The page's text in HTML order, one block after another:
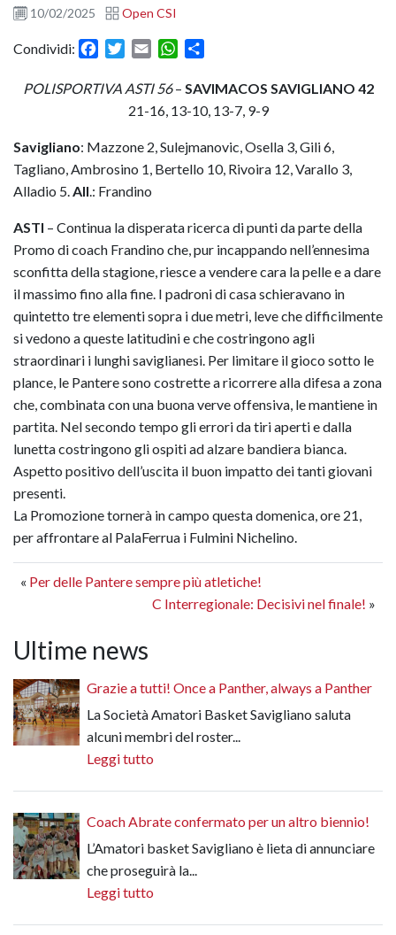
10/02/2025 Open CSI
Condividi: FacebookTwitter
Email WhatsApp
POLISPORTIVA ASTI 56– SAVIMACOS SAVIGLIANO 42
21-16, 13-10, 13-7, 9-9
Savigliano: Mazzone 2, Sulejmanovic, Osella 3, Gili 6,
Tagliano, Ambrosino 1, Bertello 10, Rivoira 12, Varallo 3,
Alladio 5. All .: Frandino
ASTI – Continua la disperata ricerca di punti da parte della
Promo di coach Frandino che, pur incappando nell’ennesima
sconfitta della stagione, riesce a vendere cara la pelle e a dare
il massimo fino alla fine. I padroni di casa schieravano in
quintetto tre elementi sopra i due metri, leve che difficilmente
si vedono a queste latitudini e che costringono agli
straordinari i lunghi saviglianesi. Per limitare il gioco sotto le
plance, le Pantere sono costrette a ricorrere alla difesa a zona
che, combinata con una buona verve offensiva, le mantiene in
partita. Nel secondo tempo gli errori da tiri aperti e dalla
lunetta costringono gli ospiti ad alzare bandiera bianca.
Aspetto positivo dell’uscita il buon impatto dei tanti giovani
presenti.
La Promozione tornerà in campo questa domenica, ore 21,
per affrontare al PalaFerrua i Fulmini Nichelino.
« Per delle Pantere sempre più atletiche!
C Interregionale: Decisivi nel finale! »
Ultime news
Grazie a tutti! Once a Panther, always a Panther
La Società Amatori Basket Savigliano saluta
alcuni membri del roster...
Leggi tutto
Coach Abrate confermato per un altro biennio!
L’Amatori basket Savigliano è lieta di annunciare
che proseguirà la...
Leggi tutto